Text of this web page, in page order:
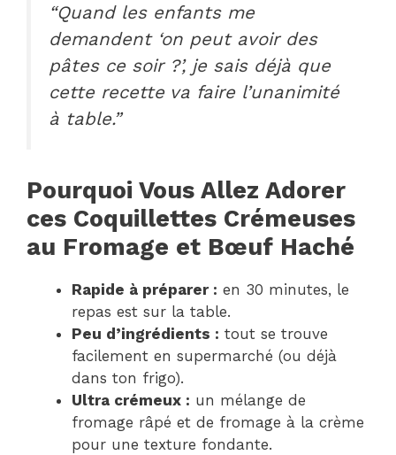
“Quand les enfants me
demandent ‘on peut avoir des
pâtes ce soir ?’, je sais déjà que
cette recette va faire l’unanimité
à table.”
Pourquoi Vous Allez Adorer
ces Coquillettes Crémeuses
au Fromage et Bœuf Haché
Rapide à préparer : en 30 minutes, le
repas est sur la table.
Peu d’ingrédients : tout se trouve
facilement en supermarché (ou déjà
dans ton frigo).
Ultra crémeux : un mélange de
fromage râpé et de fromage à la crème
pour une texture fondante.